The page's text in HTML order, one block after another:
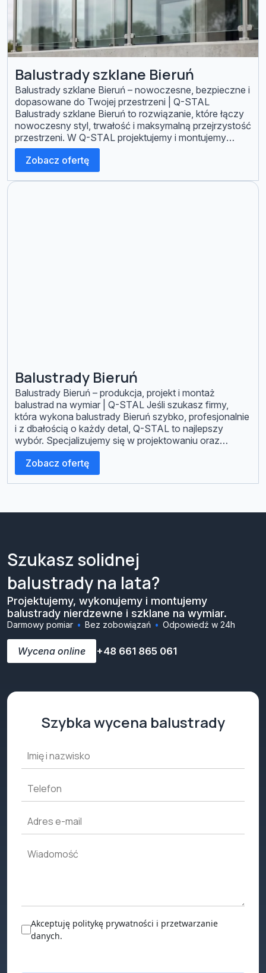
Balustrady szklane Bieruń
Balustrady szklane Bieruń – nowoczesne, bezpieczne i
dopasowane do Twojej przestrzeni | Q-STAL
Balustrady szklane Bieruń to rozwiązanie, które łączy
nowoczesny styl, trwałość i maksymalną przejrzystość
przestrzeni. W Q-STAL projektujemy i montujemy
szklane balustrady na balkonach, tarasach, schodach
oraz w obiektach komercyjnych – zawsze na wymiar i
z zachowaniem norm bezpieczeństwa. Szklane
balustrady są dziś […]
Zobacz ofertę
Balustrady Bieruń
Balustrady Bieruń – produkcja, projekt i montaż
balustrad na wymiar | Q-STAL Jeśli szukasz firmy,
która wykona balustrady Bieruń szybko, profesjonalnie
i z dbałością o każdy detal, Q-STAL to najlepszy
wybór. Specjalizujemy się w projektowaniu oraz
montażu balustrad stalowych, nierdzewnych i
szklanych dla domów, firm oraz inwestycji
deweloperskich na terenie Bierunia i całego Śląska.
Zobacz ofertę
Szukasz solidnej
balustrady na lata?
Projektujemy, wykonujemy i montujemy
balustrady nierdzewne i szklane na wymiar.
Darmowy pomiar Bez zobowiązań Odpowiedź w 24h
Wycena online +48 661 865 061
Szybka wycena balustrady
Akceptuję politykę prywatności i przetwarzanie
danych.